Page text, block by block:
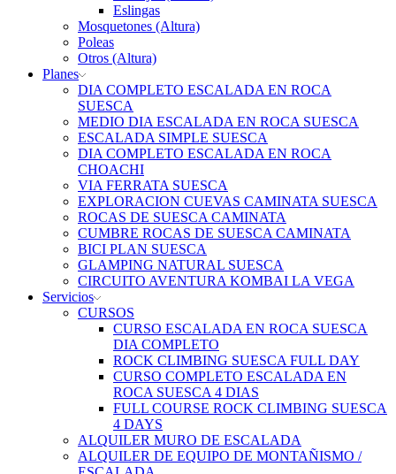
Eslingas
Mosquetones (Altura)
Poleas
Otros (Altura)
Planes
DIA COMPLETO ESCALADA EN ROCA
SUESCA
MEDIO DIA ESCALADA EN ROCA SUESCA
ESCALADA SIMPLE SUESCA
DIA COMPLETO ESCALADA EN ROCA
CHOACHI
VIA FERRATA SUESCA
EXPLORACION CUEVAS CAMINATA SUESCA
ROCAS DE SUESCA CAMINATA
CUMBRE ROCAS DE SUESCA CAMINATA
BICI PLAN SUESCA
GLAMPING NATURAL SUESCA
CIRCUITO AVENTURA KOMBAI LA VEGA
Servicios
CURSOS
CURSO ESCALADA EN ROCA SUESCA
DIA COMPLETO
ROCK CLIMBING SUESCA FULL DAY
CURSO COMPLETO ESCALADA EN
ROCA SUESCA 4 DIAS
FULL COURSE ROCK CLIMBING SUESCA
4 DAYS
ALQUILER MURO DE ESCALADA
ALQUILER DE EQUIPO DE MONTAÑISMO /